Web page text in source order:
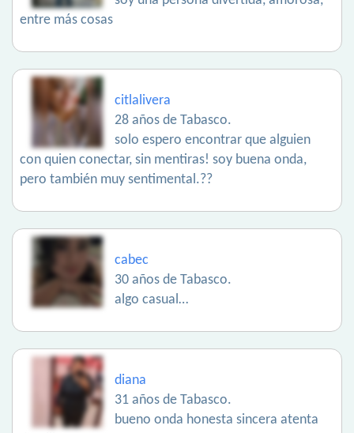
entre más cosas
citlalivera
28 años de Tabasco.
solo espero encontrar que alguien
con quien conectar, sin mentiras! soy buena onda,
pero también muy sentimental.??
cabec
30 años de Tabasco.
algo casual…
diana
31 años de Tabasco.
bueno onda honesta sincera atenta